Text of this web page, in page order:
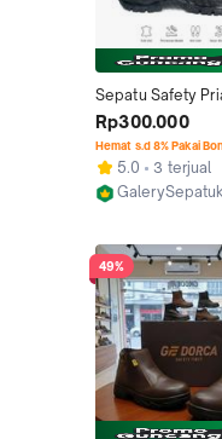
Sepatu Safety
Resleting Kulit
Ujung Besi |
Proyek Hitam
Rp300.000
Hemat s.d 8% Pakai
5.0
3 terjual
49%